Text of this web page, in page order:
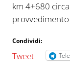
km 4+680
Condividi:
Tweet